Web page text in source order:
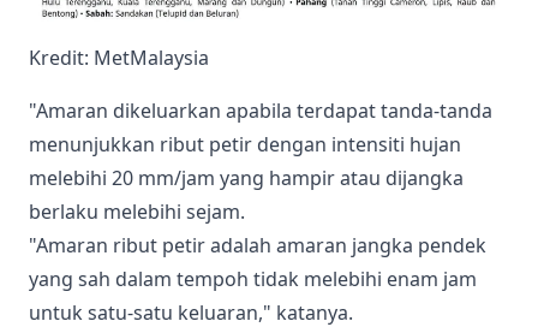
Kredit: MetMalaysia
"Amaran dikeluarkan apabila terdapat tanda-tanda
menunjukkan ribut petir dengan intensiti hujan
melebihi 20 mm/jam yang hampir atau dijangka
berlaku melebihi sejam.
"Amaran ribut petir adalah amaran jangka pendek
yang sah dalam tempoh tidak melebihi enam jam
untuk satu-satu keluaran," katanya.